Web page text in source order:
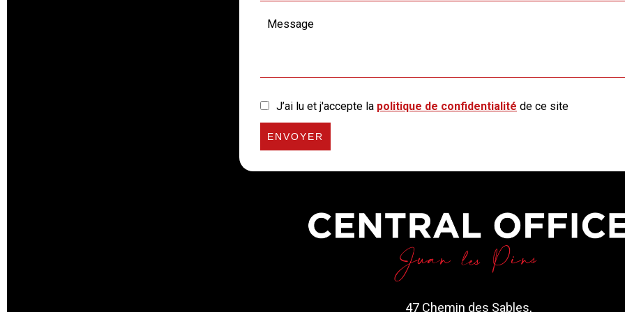
J’ai lu et j'accepte la politique de confidentialité de ce site
ENVOYER
47 Chemin des Sables,